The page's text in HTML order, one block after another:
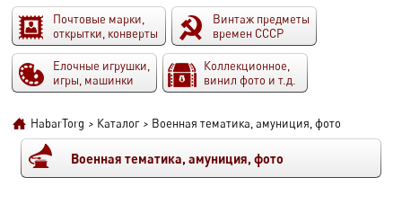
Почтовые марки,
открытки, конверты
Винтаж предметы
времен СССР
Елочные игрушки,
игры, машинки
Коллекционное,
винил фото и т.д.
HabarTorg > Каталог > Военная тематика, амуниция, фото
Военная тематика, амуниция, фото